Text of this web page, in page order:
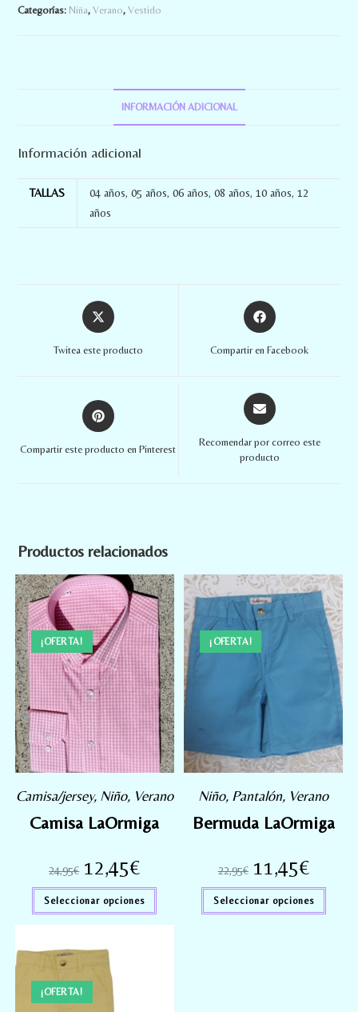
Categorías: Niña,Verano,Vestido
INFORMACIÓN ADICIONAL
Información adicional
TALLAS 04 años,05 años,06 años,08 años,10 años,12
años
Twitea este producto Compartir en Facebook
Compartir este producto en Pinterest
Recomendar por correo este
producto
Productos relacionados
¡OFERTA!
Camisa/jersey, Niño, Verano
Camisa LaOrmiga
24,95€ 12,45€
Seleccionar opciones
¡OFERTA!
Niño, Pantalón, Verano
Bermuda LaOrmiga
22,95€ 11,45€
Seleccionar opciones
¡OFERTA!